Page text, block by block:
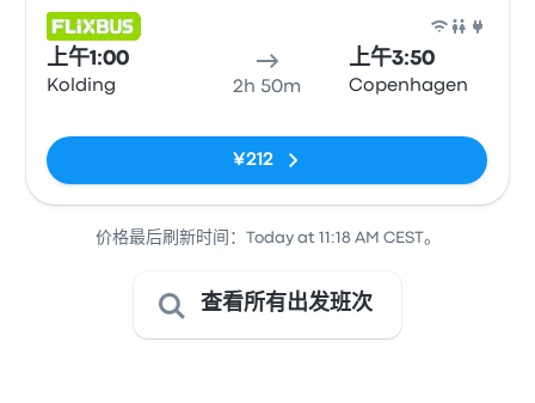
上午1:00
Kolding 2h 50m
上午3:50
Copenhagen
¥212
价格最后刷新时间：Today at 11:18 AM CEST。
查看所有出发班次